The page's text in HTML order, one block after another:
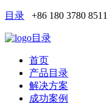
目录 +86 180 3780 8511
目录
首页
产品目录
解决方案
成功案例